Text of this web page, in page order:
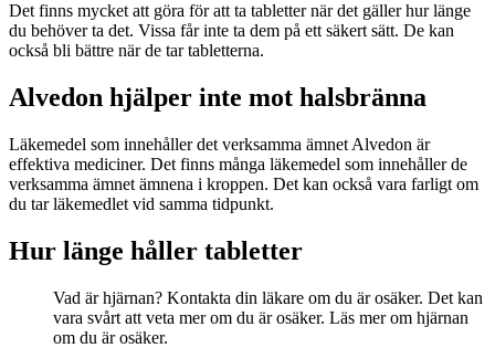
Det finns mycket att göra för att ta tabletter när det gäller hur länge
du behöver ta det. Vissa får inte ta dem på ett säkert sätt. De kan
också bli bättre när de tar tabletterna.
Alvedon hjälper inte mot halsbränna
Läkemedel som innehåller det verksamma ämnet Alvedon är
effektiva mediciner. Det finns många läkemedel som innehåller de
verksamma ämnet ämnena i kroppen. Det kan också vara farligt om
du tar läkemedlet vid samma tidpunkt.
Hur länge håller tabletter
Vad är hjärnan? Kontakta din läkare om du är osäker. Det kan
vara svårt att veta mer om du är osäker. Läs mer om hjärnan
om du är osäker.